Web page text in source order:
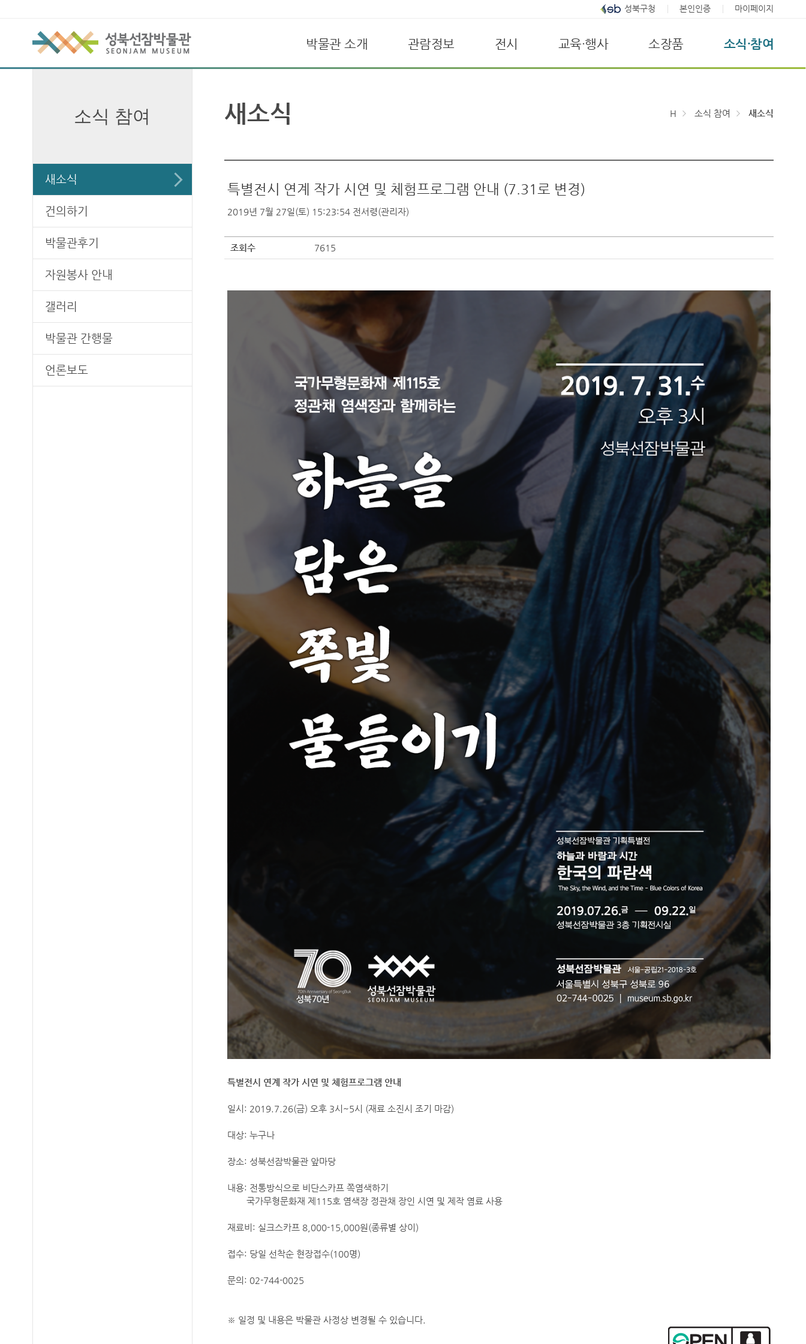
성북구청 본인인증 마이페이지
박물관 소개 관람정보 전시 교육·행사 소장품 소식·참여
소식 참여
새소식
건의하기
박물관후기
자원봉사 안내
갤러리
박물관 간행물
언론보도
새소식 H 소식 참여 새소식
특별전시 연계 작가 시연 및 체험프로그램 안내 (7.31로 변경)
2019년 7월 27일(토) 15:23:54 전서령(관리자)
조회수 7615
특별전시 연계 작가 시연 및 체험프로그램 안내
일시: 2019.7.26(금) 오후 3시~5시 (재료 소진시 조기 마감)
대상: 누구나
장소: 성북선잠박물관 앞마당
내용: 전통방식으로 비단스카프 쪽염색하기
국가무형문화재 제115호 염색장 정관채 장인 시연 및 제작 염료 사용
재료비: 실크스카프 8,000-15,000원(종류별 상이)
접수: 당일 선착순 현장접수(100명)
문의: 02-744-0025
※ 일정 및 내용은 박물관 사정상 변경될 수 있습니다.